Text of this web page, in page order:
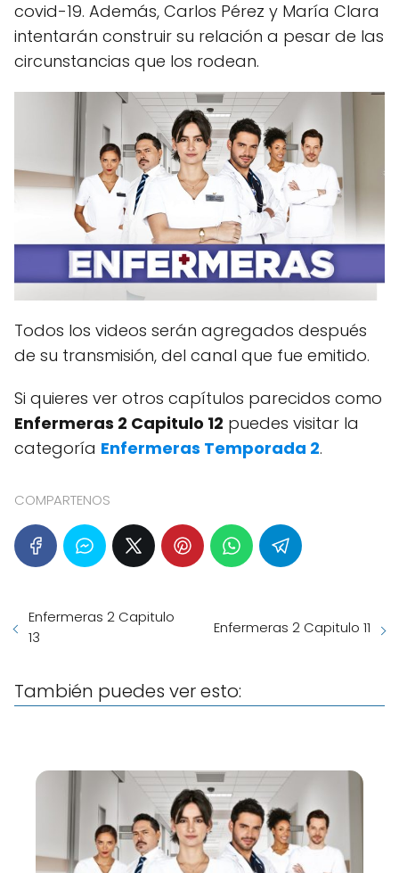
covid-19. Además, Carlos Pérez y María Clara
intentarán construir su relación a pesar de las
circunstancias que los rodean.
Todos los videos serán agregados después
de su transmisión, del canal que fue emitido.
Si quieres ver otros capítulos parecidos como
Enfermeras 2 Capitulo 12 puedes visitar la
categoría Enfermeras Temporada 2.
COMPARTENOS
Enfermeras 2 Capitulo
13
Enfermeras 2 Capitulo 11
También puedes ver esto: